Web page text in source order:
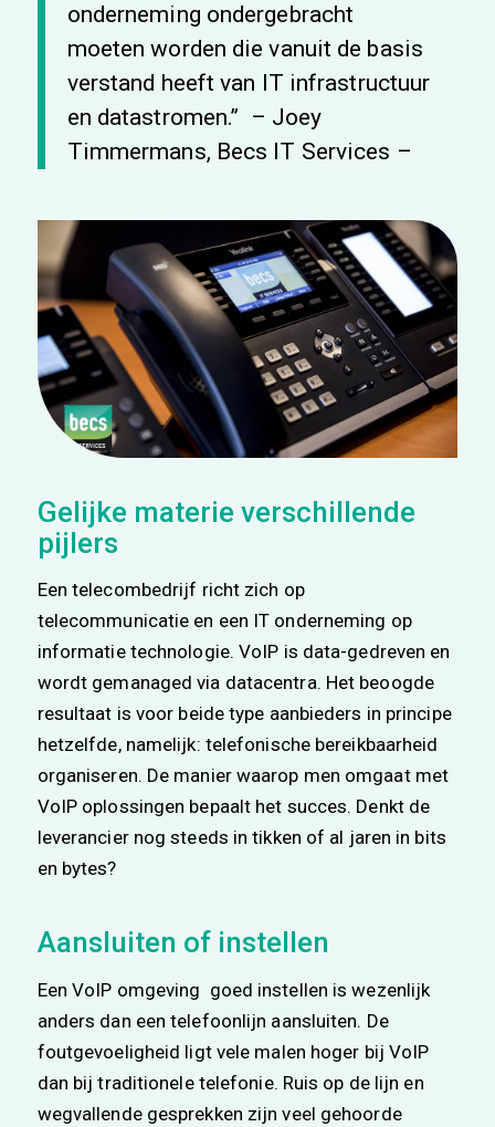
onderneming ondergebracht
moeten worden die vanuit de basis
verstand heeft van IT infrastructuur
en datastromen.’’ – Joey
Timmermans, Becs IT Services –
Gelijke materie verschillende
pijlers
Een telecombedrijf richt zich op
telecommunicatie en een IT onderneming op
informatie technologie. VoIP is data-gedreven en
wordt gemanaged via datacentra. Het beoogde
resultaat is voor beide type aanbieders in principe
hetzelfde, namelijk: telefonische bereikbaarheid
organiseren. De manier waarop men omgaat met
VoIP oplossingen bepaalt het succes. Denkt de
leverancier nog steeds in tikken of al jaren in bits
en bytes?
Aansluiten of instellen
Een VoIP omgeving goed instellen is wezenlijk
anders dan een telefoonlijn aansluiten. De
foutgevoeligheid ligt vele malen hoger bij VoIP
dan bij traditionele telefonie. Ruis op de lijn en
wegvallende gesprekken zijn veel gehoorde